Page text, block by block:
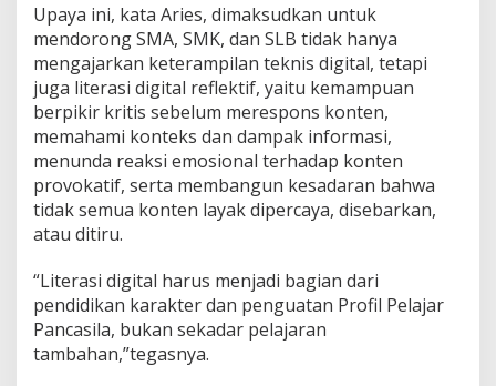
s
A
n
i
s
i
p
a
t
i
Upaya ini, kata Aries, dimaksudkan untuk
mendorong SMA, SMK, dan SLB tidak hanya
mengajarkan keterampilan teknis digital, tetapi
juga literasi digital reflektif, yaitu kemampuan
berpikir kritis sebelum merespons konten,
memahami konteks dan dampak informasi,
menunda reaksi emosional terhadap konten
provokatif, serta membangun kesadaran bahwa
tidak semua konten layak dipercaya, disebarkan,
atau ditiru.
“Literasi digital harus menjadi bagian dari
pendidikan karakter dan penguatan Profil Pelajar
Pancasila, bukan sekadar pelajaran
tambahan,”tegasnya.